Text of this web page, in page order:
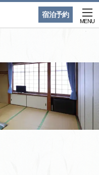
宿泊予約
MENU